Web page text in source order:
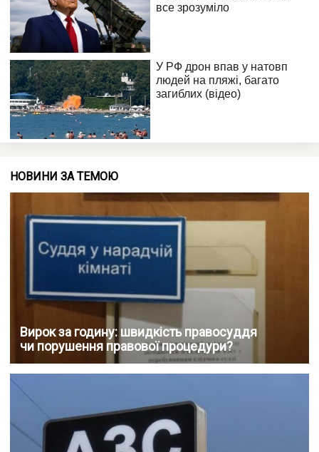
НОВИНИ ЗА ТЕМОЮ
Вирок за годину: швидкість правосуддя
чи порушення правової процедури?